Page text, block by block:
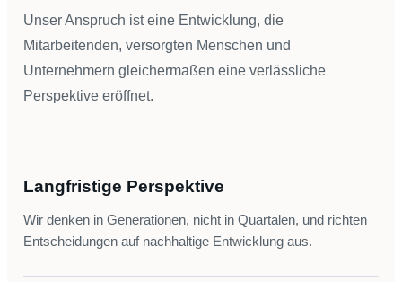
Unser Anspruch ist eine Entwicklung, die
Mitarbeitenden, versorgten Menschen und
Unternehmern gleichermaßen eine verlässliche
Perspektive eröffnet.
Langfristige Perspektive
Wir denken in Generationen, nicht in Quartalen, und richten
Entscheidungen auf nachhaltige Entwicklung aus.